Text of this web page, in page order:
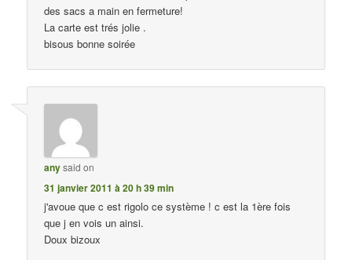
des sacs a main en fermeture!
La carte est trés jolie .
bisous bonne soirée
anysaid on
31 janvier 2011 à 20 h 39 min
j'avoue que c est rigolo ce système ! c est la 1ère fois
que j en vois un ainsi.
Doux bizoux